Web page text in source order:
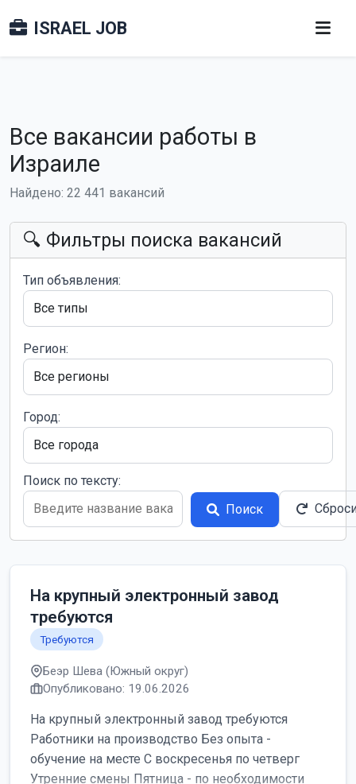
ISRAEL JOB
Все вакансии работы в
Израиле
Найдено: 22 441 вакансий
🔍 Фильтры поиска вакансий
Тип объявления:
Регион:
Город:
Поиск по тексту:
Поиск
На крупный электронный завод
требуются
Требуются
Беэр Шева (Южный округ)
Опубликовано: 19.06.2026
На крупный электронный завод требуются
Работники на производство Без опыта -
обучение на месте С воскресенья по четверг
Утренние смены Пятница - по необходимости